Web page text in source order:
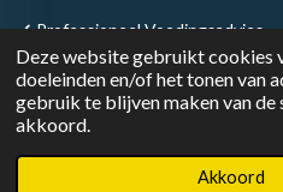
Deze website gebruikt cookies
doeleinden en/of het tonen van
gebruik te blijven maken van de
akkoord.
Akkoord
✓Professioneel Voedingsadvies
✓ 100% Natuurlijk assortiment
F
a
n
i
© 2023 - 2026 Minty's Choice &